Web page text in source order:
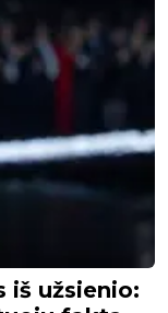
iš užsienio: